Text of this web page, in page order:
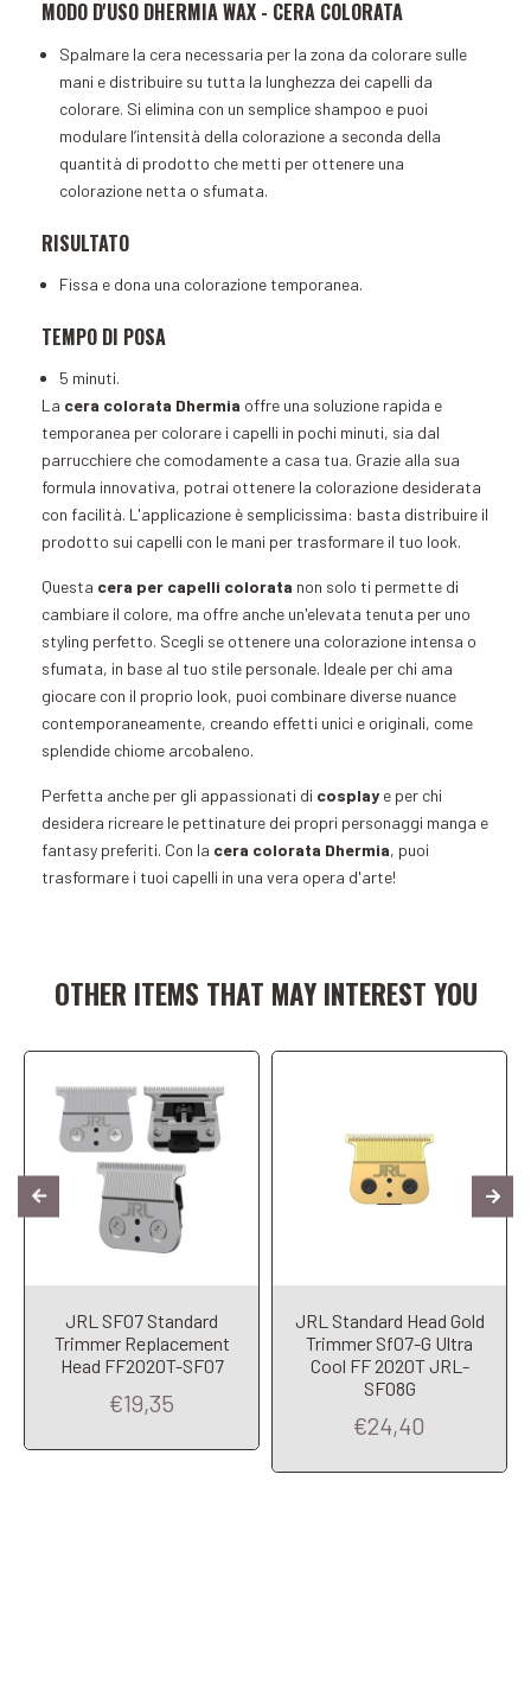
MODO D'USO DHERMIA WAX - CERA COLORATA
Spalmare la cera necessaria per la zona da colorare sulle
mani e distribuire su tutta la lunghezza dei capelli da
colorare. Si elimina con un semplice shampoo e puoi
modulare l’intensità della colorazione a seconda della
quantità di prodotto che metti per ottenere una
colorazione netta o sfumata.
RISULTATO
Fissa e dona una colorazione temporanea.
TEMPO DI POSA
5 minuti.
La cera colorata Dhermia offre una soluzione rapida e
temporanea per colorare i capelli in pochi minuti, sia dal
parrucchiere che comodamente a casa tua. Grazie alla sua
formula innovativa, potrai ottenere la colorazione desiderata
con facilità. L'applicazione è semplicissima: basta distribuire il
prodotto sui capelli con le mani per trasformare il tuo look.
Questa cera per capelli colorata non solo ti permette di
cambiare il colore, ma offre anche un'elevata tenuta per uno
styling perfetto. Scegli se ottenere una colorazione intensa o
sfumata, in base al tuo stile personale. Ideale per chi ama
giocare con il proprio look, puoi combinare diverse nuance
contemporaneamente, creando effetti unici e originali, come
splendide chiome arcobaleno.
Perfetta anche per gli appassionati di cosplay e per chi
desidera ricreare le pettinature dei propri personaggi manga e
fantasy preferiti. Con la cera colorata Dhermia, puoi
trasformare i tuoi capelli in una vera opera d'arte!
OTHER ITEMS THAT MAY INTEREST YOU
JRL SF07 Standard
Trimmer Replacement
Head FF2020T-SF07
€19,35
JRL Standard Head Gold
Trimmer Sf07-G Ultra
Cool FF 2020T JRL-
SF08G
€24,40